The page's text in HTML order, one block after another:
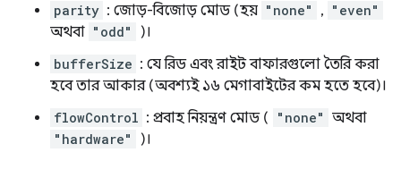
parity : জোড়-বিজোড় মোড (হয় "none" , "even"
অথবা "odd" )।
bufferSize : যে রিড এবং রাইট বাফারগুলো তৈরি করা
হবে তার আকার (অবশ্যই ১৬ মেগাবাইটের কম হতে হবে)।
flowControl : প্রবাহ নিয়ন্ত্রণ মোড ( "none" অথবা
"hardware" )।